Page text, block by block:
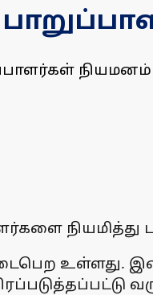
நியமனம்
நியமித்து
உள்ளது.